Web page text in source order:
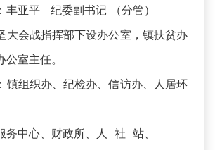
丰亚平 纪委副书记 （分管）
大会战指挥部下设办公室，镇扶贫办
室主任。
镇组织办、纪检办、信访办、人居环
务中心、财政所、人 社 站、